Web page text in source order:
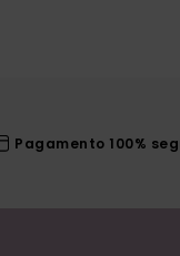
Pagamento 100%